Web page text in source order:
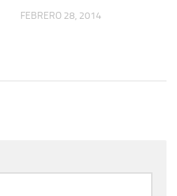
FEBRERO 28, 2014